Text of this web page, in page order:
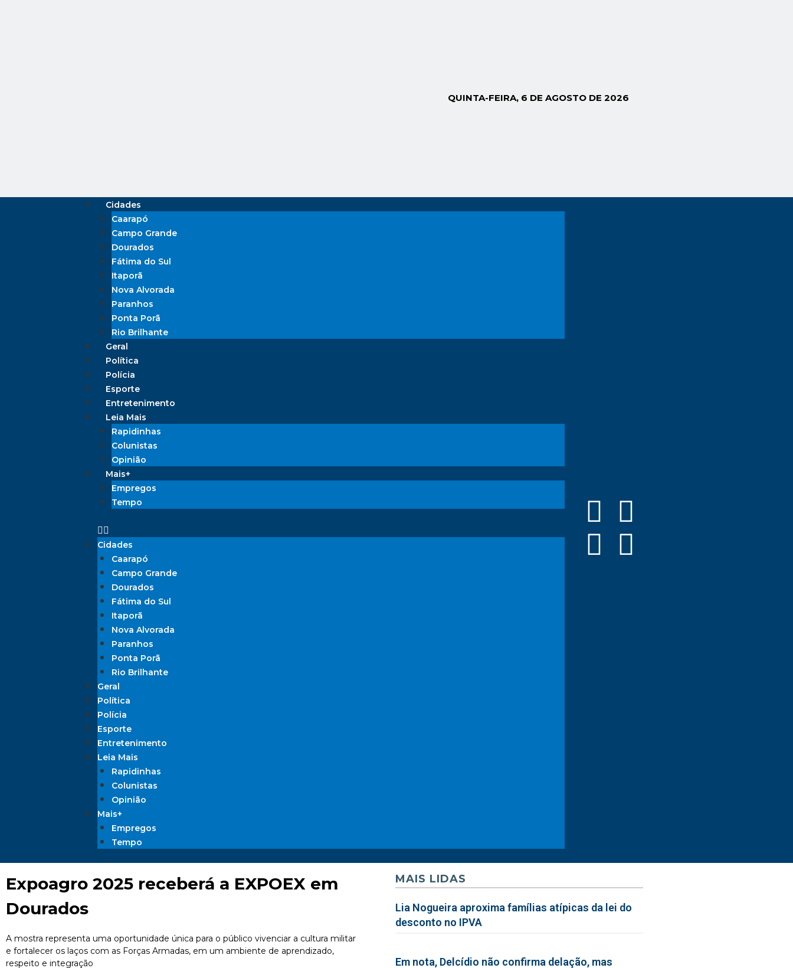
QUINTA-FEIRA, 6 DE AGOSTO DE 2026
Cidades
Caarapó
Campo Grande
Dourados
Fátima do Sul
Itaporã
Nova Alvorada
Paranhos
Ponta Porã
Rio Brilhante
Geral
Política
Polícia
Esporte
Entretenimento
Leia Mais
Rapidinhas
Colunistas
Opinião
Mais+
Empregos
Tempo
Cidades
Caarapó
Campo Grande
Dourados
Fátima do Sul
Itaporã
Nova Alvorada
Paranhos
Ponta Porã
Rio Brilhante
Geral
Política
Polícia
Esporte
Entretenimento
Leia Mais
Rapidinhas
Colunistas
Opinião
Mais+
Empregos
Tempo
Expoagro 2025 receberá a EXPOEX em
Dourados
A mostra representa uma oportunidade única para o público vivenciar a cultura militar
e fortalecer os laços com as Forças Armadas, em um ambiente de aprendizado,
respeito e integração
MAIS LIDAS
Lia Nogueira aproxima famílias atípicas da lei do
desconto no IPVA
Em nota, Delcídio não confirma delação, mas